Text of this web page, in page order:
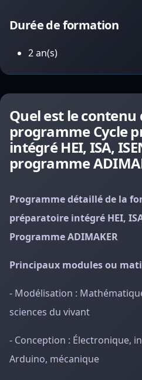
Durée de formation
2 an(s)
Quel est le contenu
programme Cycle
intégré HEI, ISA,
programme
Programme détaillé de la
préparatoire intégré HEI,
Programme ADIMAKER
Principaux modules ou
- Modélisation :
sciences du vivant
- Conception : Électronique,
Arduino, mécanique